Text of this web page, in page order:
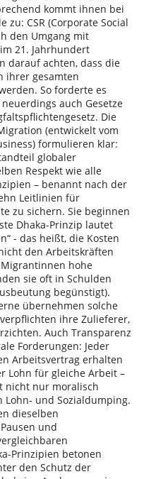
kommt ihnen bei
CSR (Corporate Social
den Umgang mit
21. Jahrhundert
darauf achten, dass die
ihrer gesamten
So forderte es
auch Gesetze
Die
(entwickelt vom
formulieren klar:
globaler
Respekt wie alle
– benannt nach der
Leitlinien für
zu sichern. Sie beginnen
Dhaka-Prinzip lautet
- das heißt, die Kosten
den Arbeitskräften
hohe
sie oft in Schulden
begünstigt).
übernehmen solche
ihre Zulieferer,
Auch Transparenz
Forderungen: Jeder
Arbeitsvertrag erhalten
Lohn für gleiche Arbeit –
nicht nur moralisch
und Sozialdumping.
dieselben
und
Prinzipien betonen
den Schutz der